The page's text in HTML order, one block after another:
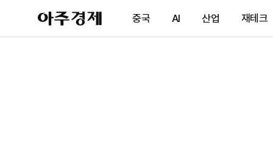
아
주
제
중국 AI 산업 재테크